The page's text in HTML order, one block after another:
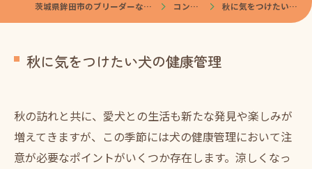
茨城県鉾田市のブリーダーなら株式会社BOWTY コンテンツ 秋に気をつけたい犬の健康管理
秋に気をつけたい犬の健康管理
秋の訪れと共に、愛犬との生活も新たな発見や楽しみが
増えてきますが、この季節には犬の健康管理において注
意が必要なポイントがいくつか存在します。涼しくなっ